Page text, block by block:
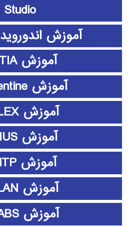
Studio
آموزش اندوروید android
آموزش CATIA
آموزش clementine
آموزش CPLEX
آموزش EDIUS
آموزش EMTP
آموزش ePLAN
آموزش ETABS